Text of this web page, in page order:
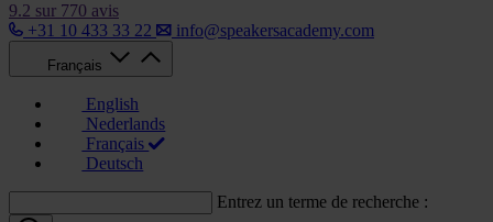
9.2 sur 770 avis
+31 10 433 33 22
info@speakersacademy.com
Français
English
Nederlands
Français
Deutsch
Entrez un terme de recherche :